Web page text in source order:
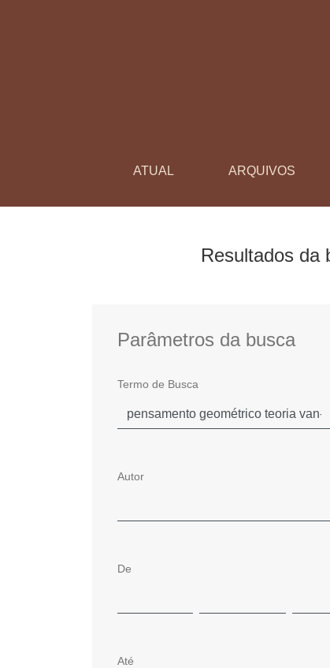
ATUAL ARQUIVOS
Resultados da
Parâmetros da busca
Termo de Busca
Autor
De
Até